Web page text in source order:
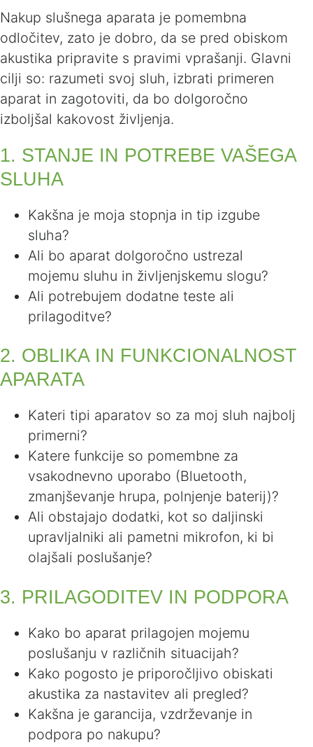
Nakup slušnega aparata je pomembna
odločitev, zato je dobro, da se pred obiskom
akustika pripravite s pravimi vprašanji. Glavni
cilji so: razumeti svoj sluh, izbrati primeren
aparat in zagotoviti, da bo dolgoročno
izboljšal kakovost življenja.
1. STANJE IN POTREBE VAŠEGA
SLUHA
Kakšna je moja stopnja in tip izgube
sluha?
Ali bo aparat dolgoročno ustrezal
mojemu sluhu in življenjskemu slogu?
Ali potrebujem dodatne teste ali
prilagoditve?
2. OBLIKA IN FUNKCIONALNOST
APARATA
Kateri tipi aparatov so za moj sluh najbolj
primerni?
Katere funkcije so pomembne za
vsakodnevno uporabo (Bluetooth,
zmanjševanje hrupa, polnjenje baterij)?
Ali obstajajo dodatki, kot so daljinski
upravljalniki ali pametni mikrofon, ki bi
olajšali poslušanje?
3. PRILAGODITEV IN PODPORA
Kako bo aparat prilagojen mojemu
poslušanju v različnih situacijah?
Kako pogosto je priporočljivo obiskati
akustika za nastavitev ali pregled?
Kakšna je garancija, vzdrževanje in
podpora po nakupu?